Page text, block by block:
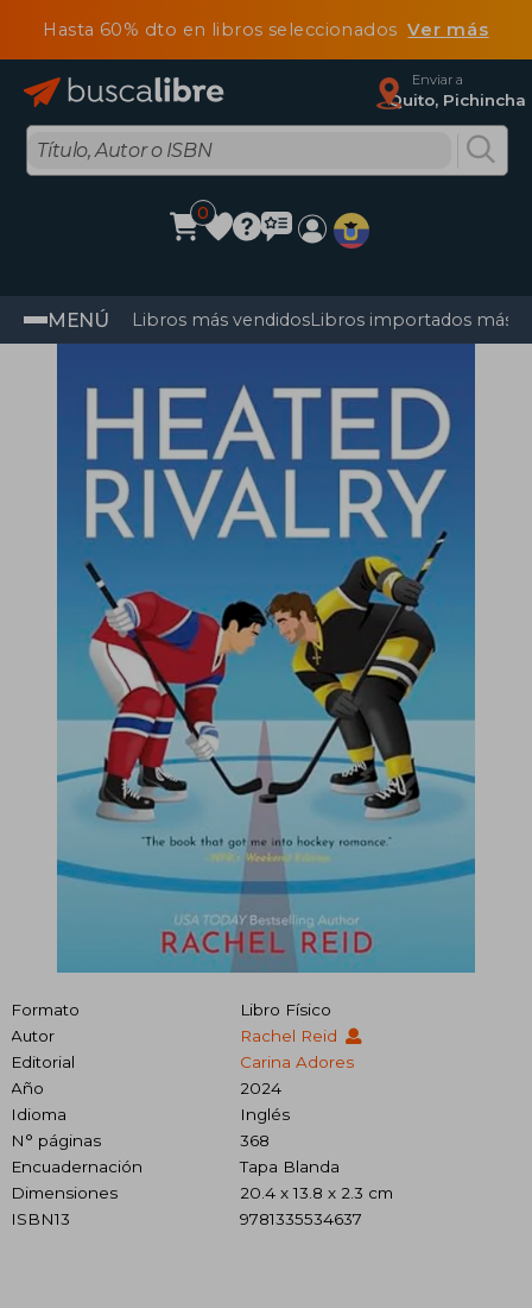
Hasta 60% dto en libros seleccionadosVer más
Enviar a
Quito, Pichincha
0
MENÚ Libros más vendidosLibros importados más
Formato
Libro Físico
Autor
Rachel Reid
Editorial
Carina Adores
Año
2024
Idioma
Inglés
N° páginas
368
Encuadernación
Tapa Blanda
Dimensiones
20.4 x 13.8 x 2.3 cm
ISBN13
9781335534637